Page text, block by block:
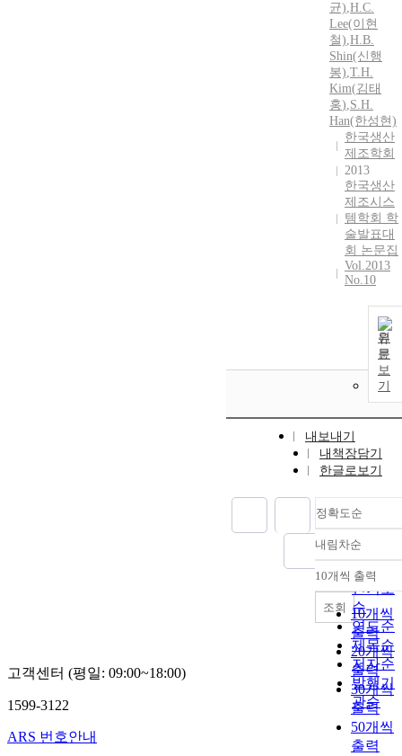
균),H.C.
Lee(이현
철),H.B.
Shin(신행
봉),T.H.
Kim(김태
홍),S.H.
Han(한성현)
한국생산
제조학회
2013
한국생산
제조시스
템학회 학
술발표대
회 논문집
Vol.2013
No.10
원
문
보
기
내보내기
내책장담기
한글로보기
정확도순
정확도
순
인기도
순
연도순
제목순
저자순
발행기
관순
내림차순
내림차
10개씩 출력
10개씩
출력
20개씩
출력
30개씩
출력
50개씩
출력
조회
고객센터 (평일: 09:00~18:00)
1599-3122
ARS 번호안내